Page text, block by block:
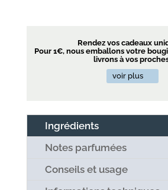
Rendez vos cadeaux
Pour 1€, nous emballons votre
livrons à vos
voir plus
Ingrédients
Notes parfumées
Conseils et usage